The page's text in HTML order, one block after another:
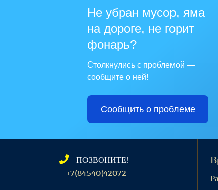
Не убран мусор, яма
на дороге, не горит
фонарь?
Столкнулись с проблемой —
сообщите о ней!
Сообщить о проблеме
ПОЗВОНИТЕ!
+7(84540)42072